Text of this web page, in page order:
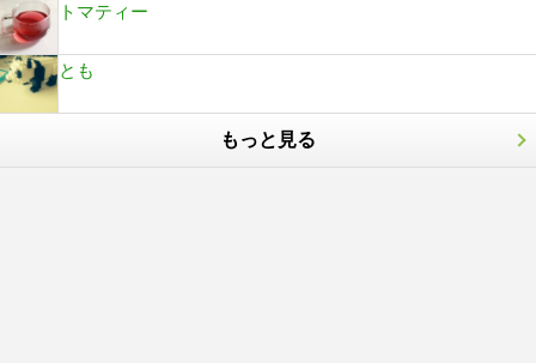
トマティー
とも
もっと見る